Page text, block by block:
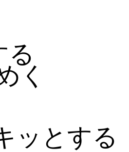
る
く
ッとする